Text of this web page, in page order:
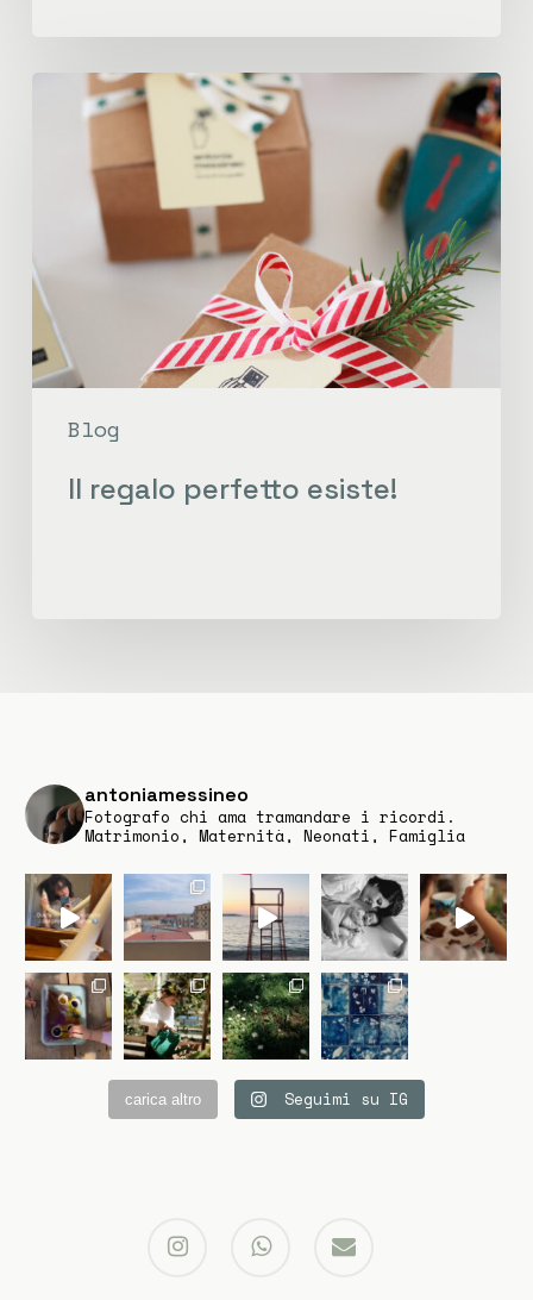
Blog
Il regalo perfetto esiste!
antoniamessineo
Fotografo chi ama tramandare i ricordi.
Matrimonio, Maternità, Neonati, Famiglia
carica altro Seguimi su IG
instagram whatsapp